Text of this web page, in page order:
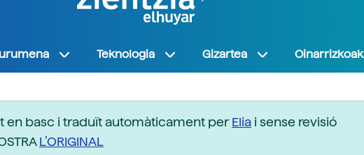
Teknologia Gizartea Oinarrizkoak
en basc i traduït automàticament perElia i sense revisió
L’ORIGINAL